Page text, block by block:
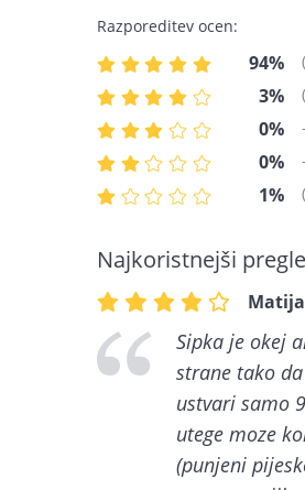
Razporeditev ocen:
94%
3%
0% -
0% -
1%
Najkoristnejši
Matija
Sipka je okej
strane tako
ustvari samo
utege moze
(punjeni